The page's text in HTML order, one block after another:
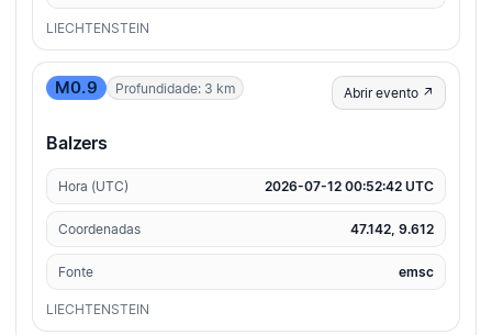
LIECHTENSTEIN
M0.9 Profundidade: 3 km Abrir evento ↗
Balzers
Hora (UTC) 2026-07-12 00:52:42 UTC
Coordenadas 47.142, 9.612
Fonte emsc
LIECHTENSTEIN